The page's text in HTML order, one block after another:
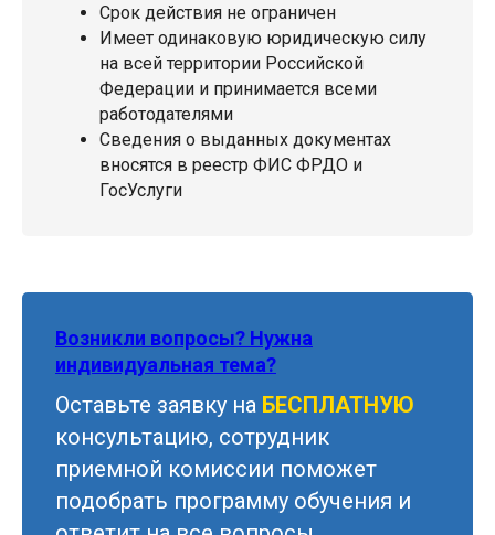
Срок действия не ограничен
Имеет одинаковую юридическую силу
на всей территории Российской
Федерации и принимается всеми
работодателями
Сведения о выданных документах
вносятся в реестр ФИС ФРДО и
ГосУслуги
Возникли вопросы? Нужна
индивидуальная тема?
Оставьте заявку на БЕСПЛАТНУЮ
консультацию, сотрудник
приемной комиссии поможет
подобрать программу обучения и